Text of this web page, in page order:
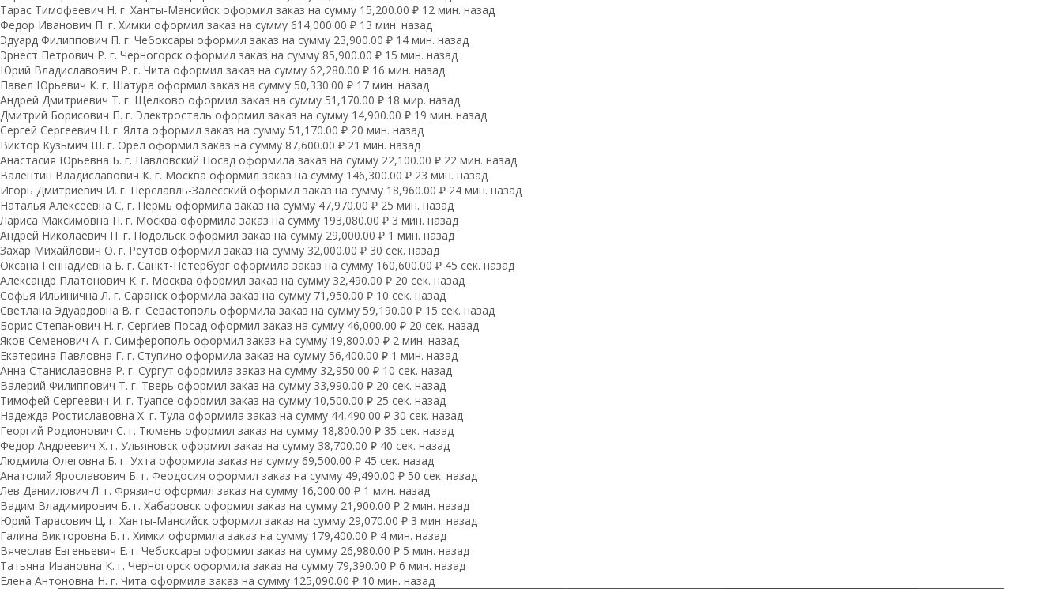
Тарас Тимофеевич Н. г. Ханты-Мансийск оформил заказ на сумму 15,200.00 ₽ 12 мин. назад
Федор Иванович П. г. Химки оформил заказ на сумму 614,000.00 ₽ 13 мин. назад
Эдуард Филиппович П. г. Чебоксары оформил заказ на сумму 23,900.00 ₽ 14 мин. назад
Эрнест Петрович Р. г. Черногорск оформил заказ на сумму 85,900.00 ₽ 15 мин. назад
Юрий Владиславович Р. г. Чита оформил заказ на сумму 62,280.00 ₽ 16 мин. назад
Павел Юрьевич К. г. Шатура оформил заказ на сумму 50,330.00 ₽ 17 мин. назад
Андрей Дмитриевич Т. г. Щелково оформил заказ на сумму 51,170.00 ₽ 18 мир. назад
Дмитрий Борисович П. г. Электросталь оформил заказ на сумму 14,900.00 ₽ 19 мин. назад
Сергей Сергеевич Н. г. Ялта оформил заказ на сумму 51,170.00 ₽ 20 мин. назад
Виктор Кузьмич Ш. г. Орел оформил заказ на сумму 87,600.00 ₽ 21 мин. назад
Анастасия Юрьевна Б. г. Павловский Посад оформила заказ на сумму 22,100.00 ₽ 22 мин. назад
Валентин Владиславович К. г. Москва оформил заказ на сумму 146,300.00 ₽ 23 мин. назад
Игорь Дмитриевич И. г. Перславль-Залесский оформил заказ на сумму 18,960.00 ₽ 24 мин. назад
Наталья Алексеевна С. г. Пермь оформила заказ на сумму 47,970.00 ₽ 25 мин. назад
Лариса Максимовна П. г. Москва оформила заказ на сумму 193,080.00 ₽ 3 мин. назад
Андрей Николаевич П. г. Подольск оформил заказ на сумму 29,000.00 ₽ 1 мин. назад
Захар Михайлович О. г. Реутов оформил заказ на сумму 32,000.00 ₽ 30 сек. назад
Оксана Геннадиевна Б. г. Санкт-Петербург оформила заказ на сумму 160,600.00 ₽ 45 сек. назад
Александр Платонович К. г. Москва оформил заказ на сумму 32,490.00 ₽ 20 сек. назад
Софья Ильинична Л. г. Саранск оформила заказ на сумму 71,950.00 ₽ 10 сек. назад
Светлана Эдуардовна В. г. Севастополь оформила заказ на сумму 59,190.00 ₽ 15 сек. назад
Борис Степанович Н. г. Сергиев Посад оформил заказ на сумму 46,000.00 ₽ 20 сек. назад
Яков Семенович А. г. Симферополь оформил заказ на сумму 19,800.00 ₽ 2 мин. назад
Екатерина Павловна Г. г. Ступино оформила заказ на сумму 56,400.00 ₽ 1 мин. назад
Анна Станиславовна Р. г. Сургут оформила заказ на сумму 32,950.00 ₽ 10 сек. назад
Валерий Филиппович Т. г. Тверь оформил заказ на сумму 33,990.00 ₽ 20 сек. назад
Тимофей Сергеевич И. г. Туапсе оформил заказ на сумму 10,500.00 ₽ 25 сек. назад
Надежда Ростиславовна Х. г. Тула оформила заказ на сумму 44,490.00 ₽ 30 сек. назад
Георгий Родионович С. г. Тюмень оформил заказ на сумму 18,800.00 ₽ 35 сек. назад
Федор Андреевич Х. г. Ульяновск оформил заказ на сумму 38,700.00 ₽ 40 сек. назад
Людмила Олеговна Б. г. Ухта оформила заказ на сумму 69,500.00 ₽ 45 сек. назад
Анатолий Ярославович Б. г. Феодосия оформил заказ на сумму 49,490.00 ₽ 50 сек. назад
Лев Даниилович Л. г. Фрязино оформил заказ на сумму 16,000.00 ₽ 1 мин. назад
Вадим Владимирович Б. г. Хабаровск оформил заказ на сумму 21,900.00 ₽ 2 мин. назад
Юрий Тарасович Ц. г. Ханты-Мансийск оформил заказ на сумму 29,070.00 ₽ 3 мин. назад
Галина Викторовна Б. г. Химки оформила заказ на сумму 179,400.00 ₽ 4 мин. назад
Вячеслав Евгеньевич Е. г. Чебоксары оформил заказ на сумму 26,980.00 ₽ 5 мин. назад
Татьяна Ивановна К. г. Черногорск оформила заказ на сумму 79,390.00 ₽ 6 мин. назад
Елена Антоновна Н. г. Чита оформила заказ на сумму 125,090.00 ₽ 10 мин. назад